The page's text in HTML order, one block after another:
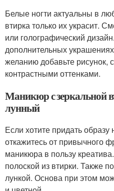
Белые ногти актуальны в
втирка только их украсит.
или голографический
дополнительных
желанию добавьте рисунок,
контрастными оттенками.
Маникюр с зеркальной
лунный
Если хотите придать
откажитесь от привычного
маникюра в пользу
полоской из втирки. Также
лункой. Основа при этом